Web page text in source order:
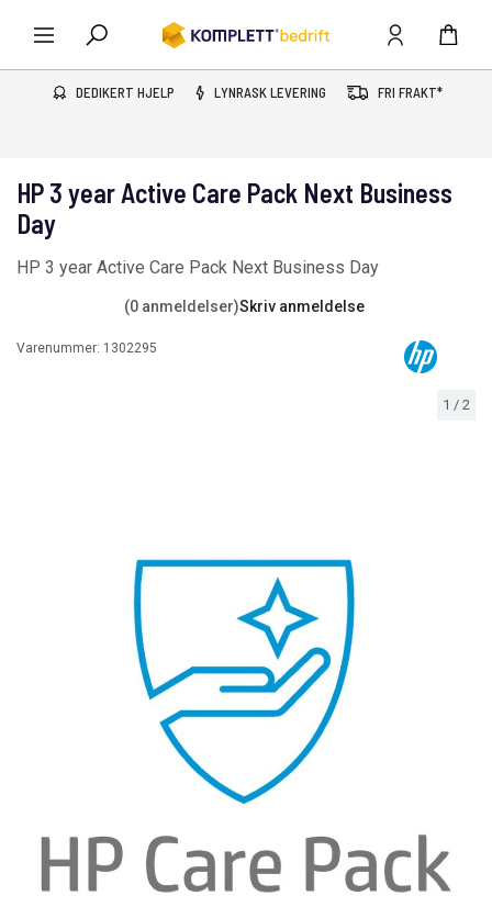
DEDIKERT HJELP LYNRASK LEVERING FRI FRAKT*
1 / 2
HP 3 year Active Care Pack Next Business
Day
HP 3 year Active Care Pack Next Business Day
(0 anmeldelser)Skriv anmeldelse
Varenummer: 1302295